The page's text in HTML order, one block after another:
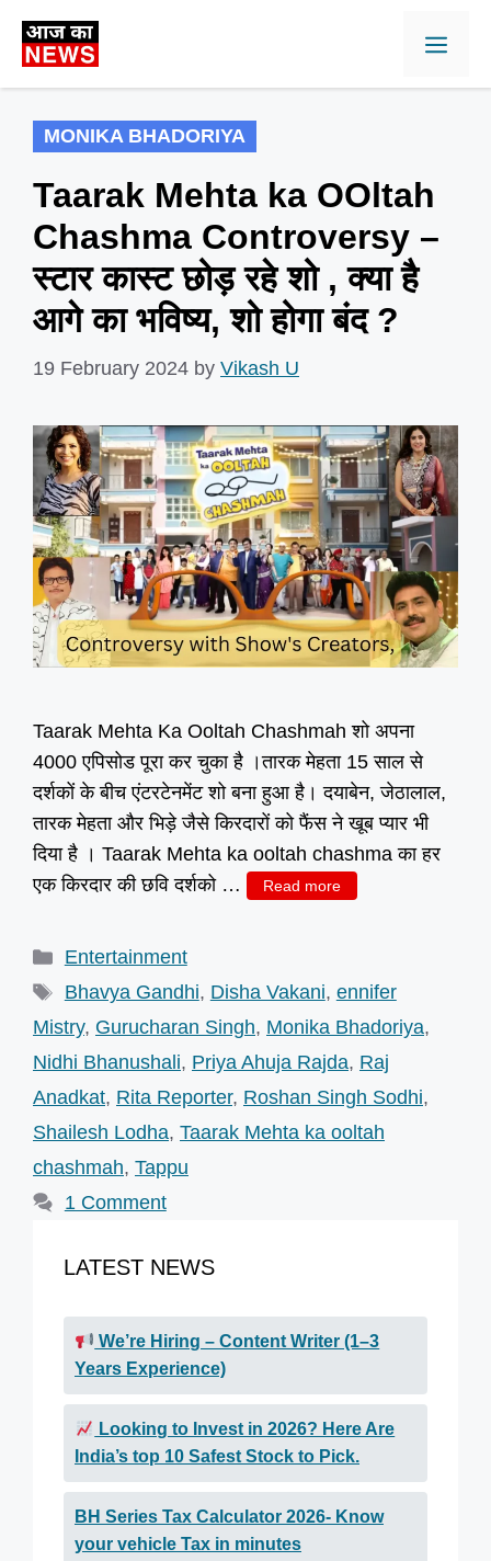
MONIKA BHADORIYA
Taarak Mehta ka OOltah
Chashma Controversy –
स्टार कास्ट छोड़ रहे शो , क्या है
आगे का भविष्य, शो होगा बंद ?
19 February 2024 by Vikash U
Taarak Mehta Ka Ooltah Chashmah शो अपना
4000 एपिसोड पूरा कर चुका है ।तारक मेहता 15 साल से
दर्शकों के बीच एंटरटेनमेंट शो बना हुआ है। दयाबेन, जेठालाल,
तारक मेहता और भिड़े जैसे किरदारों को फैंस ने खूब प्यार भी
दिया है । Taarak Mehta ka ooltah chashma का हर
एक किरदार की छवि दर्शको …
Read more
Categories
Entertainment
Tags
Bhavya Gandhi, Disha Vakani, ennifer
Mistry, Gurucharan Singh, Monika Bhadoriya,
Nidhi Bhanushali, Priya Ahuja Rajda, Raj
Anadkat, Rita Reporter, Roshan Singh Sodhi,
Shailesh Lodha, Taarak Mehta ka ooltah
chashmah, Tappu
1 Comment
LATEST NEWS
We’re Hiring – Content Writer (1–3
Years Experience)
Looking to Invest in 2026? Here Are
India’s top 10 Safest Stock to Pick.
BH Series Tax Calculator 2026- Know
your vehicle Tax in minutes